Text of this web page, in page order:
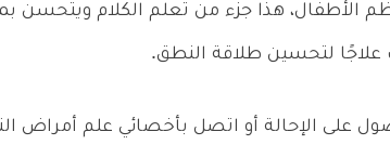
الأطفال، هذا جزء من تعلم الكلام ويتحسن
لتحسين طلاقة النطق.
على الإحالة أو اتصل بأخصائي علم أمراض